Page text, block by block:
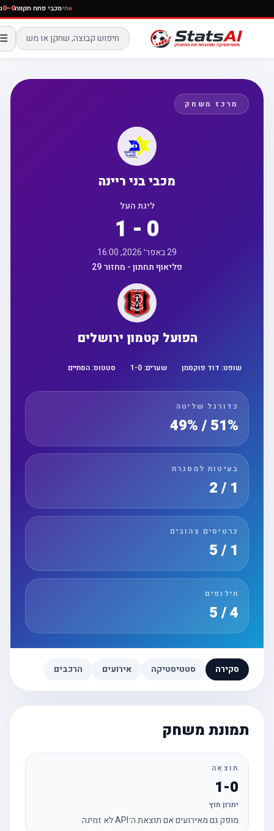
חימכבי פתח תקווה
☰
מרכז משחק
מכבי בני ריינה
ליגת העל
1 - 0
29 באפר׳ 2026, 16:00
פליאוף תחתון - מחזור 29
הפועל קטמון ירושלים
שופט:דוד פוקסמן שערים: 1 -0 סטטוס:הסתיים
כדורגל שליטה
51% / 49%
בעיטות למסגרת
כרטיסים צהובים
חילופים
סקירה סטטיסטיקה אירועים הרכבים
תמונת משחק
תוצאה
1-0
יתרון חוץ
מופק גם מאירועים אם תוצאת ה־API לא זמינה